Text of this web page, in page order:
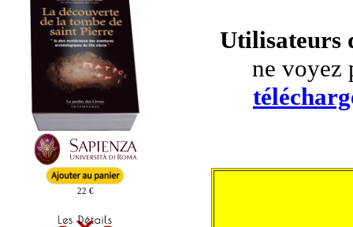
22 €
Utilisateurs
ne voyez